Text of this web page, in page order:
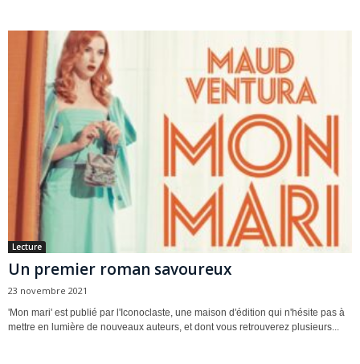
Lecture
Un premier roman savoureux
23 novembre 2021
'Mon mari' est publié par l'Iconoclaste, une maison d'édition qui n'hésite pas à
mettre en lumière de nouveaux auteurs, et dont vous retrouverez plusieurs...